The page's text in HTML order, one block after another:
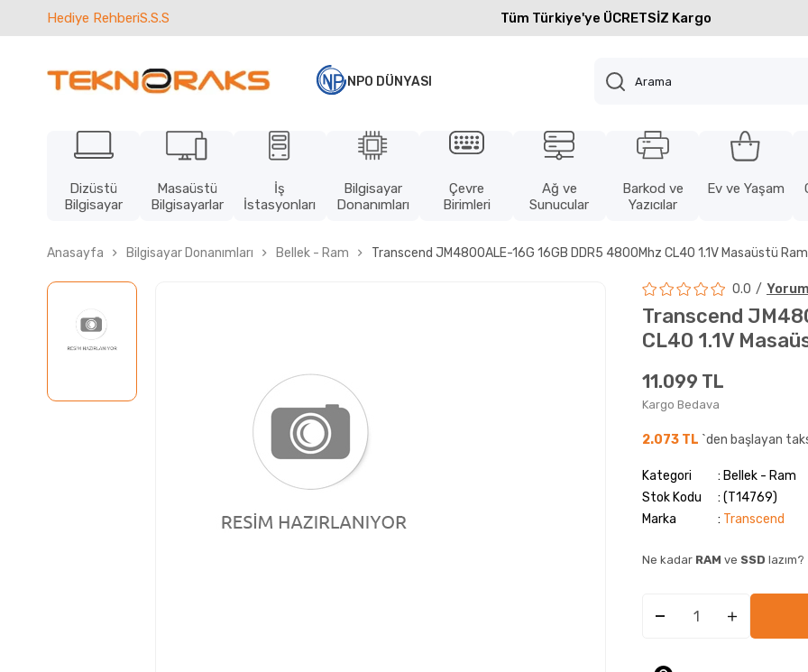
Hediye RehberiS.S.S Tüm Türkiye'ye ÜCRETSİZ Kargo
NPO DÜNYASI
Dizüstü
Bilgisayar
Masaüstü
Bilgisayarlar
İş
İstasyonları
Bilgisayar
Donanımları
Çevre
Birimleri
Ağ ve
Sunucular
Barkod ve
Yazıcılar
Ev ve Yaşam
Anasayfa Bilgisayar Donanımları Bellek - Ram Transcend JM4800ALE-16G 16GB DDR5 4800Mhz CL40 1.1V Masaüstü Ram
0.0
Transcend
CL40 1.1V
11.099 TL
Kargo Bedava
2.073 TL `den başlayan
Kategori
Bellek - Ram
Stok Kodu
(T14769)
Marka
: Transcend
Ne kadar RAM ve SSD lazım?